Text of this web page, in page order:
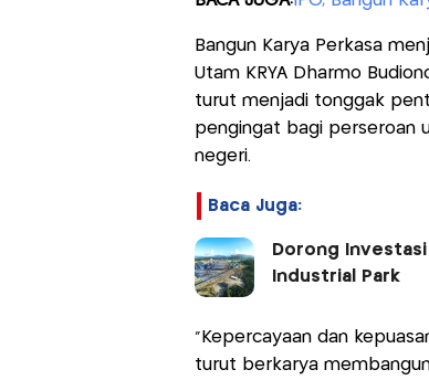
Bangun Karya Perkasa
Utam KRYA Dharmo
turut menjadi tonggak
pengingat bagi perseroan
negeri.
Baca Juga:
Dorong Investasi
Industrial Park
"Kepercayaan dan
turut berkarya